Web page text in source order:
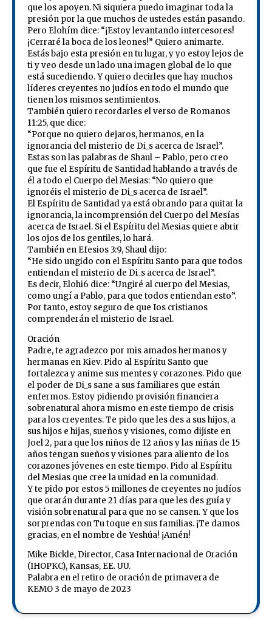
que los apoyen. Ni siquiera puedo imaginar toda la
presión por la que muchos de ustedes están pasando.
Pero Elohím dice: “¡Estoy levantando intercesores!
¡Cerraré la boca de los leones!” Quiero animarte.
Estás bajo esta presión en tu lugar, y yo estoy lejos de
ti y veo desde un lado una imagen global de lo que
está sucediendo. Y quiero decirles que hay muchos
líderes creyentes no judíos en todo el mundo que
tienen los mismos sentimientos.
También quiero recordarles el verso de Romanos
11:25, que dice:
“Porque no quiero dejaros, hermanos, en la
ignorancia del misterio de Di_s acerca de Israel”.
Estas son las palabras de Shaul – Pablo, pero creo
que fue el Espíritu de Santidad hablando a través de
él a todo el Cuerpo del Mesias: “No quiero que
ignoréis el misterio de Di_s acerca de Israel”.
El Espíritu de Santidad ya está obrando para quitar la
ignorancia, la incomprensión del Cuerpo del Mesías
acerca de Israel. Si el Espíritu del Mesias quiere abrir
los ojos de los gentiles, lo hará.
También en Efesios 3:9, Shaul dijo:
“He sido ungido con el Espíritu Santo para que todos
entiendan el misterio de Di_s acerca de Israel”.
Es decir, Elohi6 dice: “Ungiré al cuerpo del Mesias,
como ungí a Pablo, para que todos entiendan esto”.
Por tanto, estoy seguro de que Ios cristianos
comprenderán el misterio de Israel.
Oración
Padre, te agradezco por mis amados hermanos y
hermanas en Kiev. Pido al Espíritu Santo que
fortalezca y anime sus mentes y corazones. Pido que
el poder de Di_s sane a sus familiares que están
enfermos. Estoy pidiendo provisión financiera
sobrenatural ahora mismo en este tiempo de crisis
para los creyentes. Te pido que les des a sus hijos, a
sus hijos e hijas, sueños y visiones, como dijiste en
Joel 2, para que los niños de 12 años y las niñas de 15
años tengan sueños y visiones para aliento de los
corazones jóvenes en este tiempo. Pido al Espíritu
del Mesias que cree la unidad en la comunidad.
Y te pido por estos 5 millones de creyentes no judíos
que orarán durante 21 días para que les des guía y
visión sobrenatural para que no se cansen. Y que los
sorprendas con Tu toque en sus familias. ¡Te damos
gracias, en el nombre de Yeshúa! ¡Amén!
Mike Bickle, Director, Casa Internacional de Oración
(IHOPKC), Kansas, EE. UU.
Palabra en el retiro de oración de primavera de
KEMO 3 de mayo de 2023